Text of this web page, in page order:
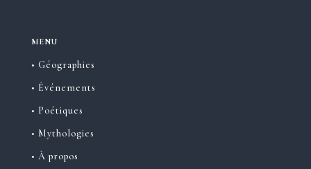
MENU
• Géographies
• Événements
• Poétiques
• Mythologies
• À propos